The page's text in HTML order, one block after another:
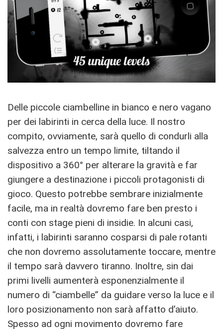
Delle piccole ciambelline in bianco e nero vagano
per dei labirinti in cerca della luce. Il nostro
compito, ovviamente, sarà quello di condurli alla
salvezza entro un tempo limite, tiltando il
dispositivo a 360° per alterare la gravità e far
giungere a destinazione i piccoli protagonisti di
gioco. Questo potrebbe sembrare inizialmente
facile, ma in realtà dovremo fare ben presto i
conti con stage pieni di insidie. In alcuni casi,
infatti, i labirinti saranno cosparsi di pale rotanti
che non dovremo assolutamente toccare, mentre
il tempo sarà davvero tiranno. Inoltre, sin dai
primi livelli aumenterà esponenzialmente il
numero di “ciambelle” da guidare verso la luce e il
loro posizionamento non sarà affatto d’aiuto.
Spesso ad ogni movimento dovremo fare